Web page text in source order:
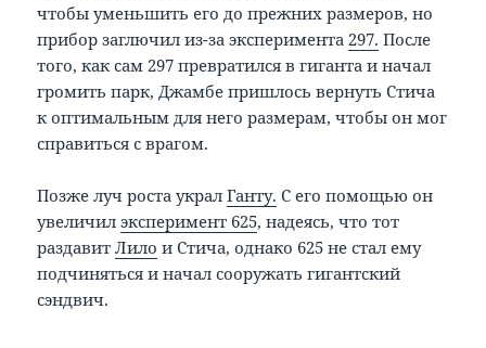
чтобы уменьшить его до прежних размеров, но
прибор заглючил из-за эксперимента 297. После
того, как сам 297 превратился в гиганта и начал
громить парк, Джамбе пришлось вернуть Стича
к оптимальным для него размерам, чтобы он мог
справиться с врагом.
Позже луч роста укралГанту. С его помощью он
увеличилэксперимент 625, надеясь, что тот
раздавитЛило и Стича, однако 625 не стал ему
подчиняться и начал сооружать гигантский
сэндвич.